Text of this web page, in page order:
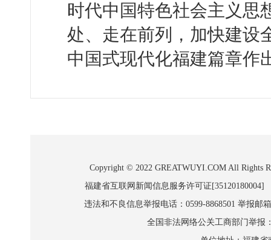
时代中国特色社会主义思
处、走在前列，加快建设
中国式现代化福建篇章作
Copyright © 2022 GREATWUYI.COM All Rights
福建省互联网新闻信息服务许可证
违法和不良信息举报电话：0599-8868501 举报邮
全国非法网络公关工商部门举报